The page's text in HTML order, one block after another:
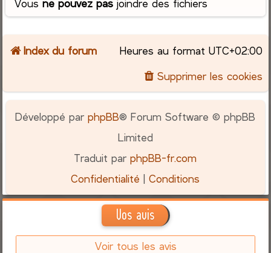
Vousne pouvez pas joindre des fichiers
Index du forum Heures au format UTC+02:00
Supprimer les cookies
Développé parphpBB® Forum Software © phpBB
Limited
Traduit parphpBB-fr.com
Confidentialité |Conditions
Vos avis
Voir tous les avis